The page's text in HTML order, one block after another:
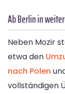
Ab Berlin in
Neben Mozir
etwa den
nach Polen
vollständigen